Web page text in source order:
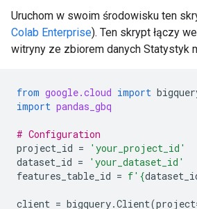
Uruchom w swoim środowisku ten
Colab Enterprise). Ten skrypt łączy
witryny ze zbiorem danych Statystyk
from google.cloud import
import pandas_gbq
# Configuration
project_id =
'your_project_id'
dataset_id =
'your_dataset_id'
features_table_id = f' {
client = bigquery.Client(project